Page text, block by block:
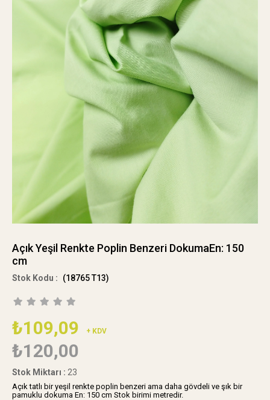
Açık Yeşil Renkte Poplin Benzeri DokumaEn: 150
cm
(18765 T13)
₺109,09 + KDV
₺120,00
Stok Miktarı : 23
Açık tatlı bir yeşil renkte poplin benzeri ama daha gövdeli ve şık bir
pamuklu dokuma En: 150 cm Stok birimi metredir.